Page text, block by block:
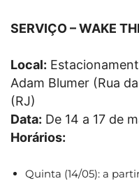
SERVIÇO – WAKE
Local:
Adam Blumer (Rua
(RJ)
Data: De 14 a 17 de
Horários:
Quinta (14/05): a